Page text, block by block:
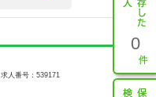
0
求人番号：539171